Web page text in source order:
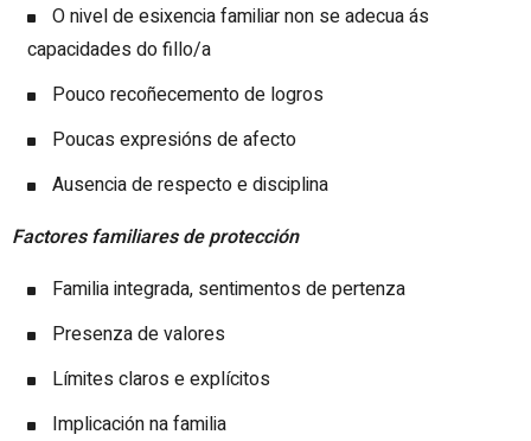
O nivel de esixencia familiar non se adecua ás
capacidades do fillo/a
Pouco recoñecemento de logros
Poucas expresións de afecto
Ausencia de respecto e disciplina
Factores familiares de protección
Familia integrada, sentimentos de pertenza
Presenza de valores
Límites claros e explícitos
Implicación na familia